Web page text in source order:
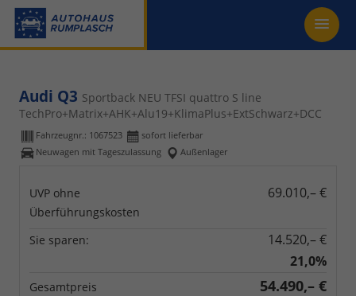
Audi Q3 Sportback NEU TFSI quattro S line
TechPro+Matrix+AHK+Alu19+KlimaPlus+ExtSchwarz+DCC
Fahrzeugnr.: 1067523
sofort lieferbar
Neuwagen mit Tageszulassung
Außenlager
UVP ohne
Überführungskosten
69.010,– €
Sie sparen:
14.520,– €
21,0%
Gesamtpreis 54.490,– €